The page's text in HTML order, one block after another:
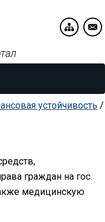
устойчивость /
граждан на гос.
медицинскую